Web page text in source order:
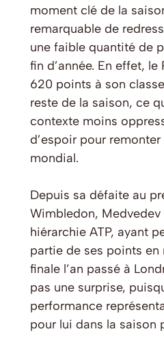
moment clé de la
remarquable de
une faible quantité de
fin d’année. En effet,
620 points à son
reste de la saison, ce
contexte moins
d’espoir pour
mondial.
Depuis sa défaite au
Wimbledon, Medvedev
hiérarchie ATP, ayant
partie de ses points
finale l’an passé à
pas une surprise,
performance
pour lui dans la saison